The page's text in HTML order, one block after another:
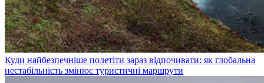
Куди найбезпечніше полетіти зараз відпочивати: як глобальна
нестабільність змінює туристичні маршрути